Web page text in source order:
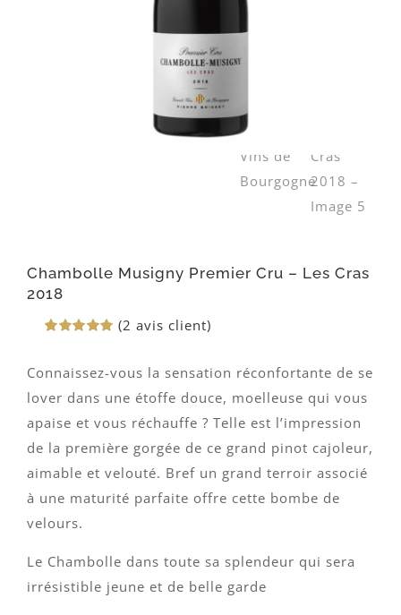
Chambolle Musigny Premier Cru – Les Cras
2018
sur
client
(2 avis client)
Connaissez-vous la sensation réconfortante de se
lover dans une étoffe douce, moelleuse qui vous
apaise et vous réchauffe ? Telle est l’impression
de la première gorgée de ce grand pinot cajoleur,
aimable et velouté. Bref un grand terroir associé
à une maturité parfaite offre cette bombe de
velours.
Le Chambolle dans toute sa splendeur qui sera
irrésistible jeune et de belle garde